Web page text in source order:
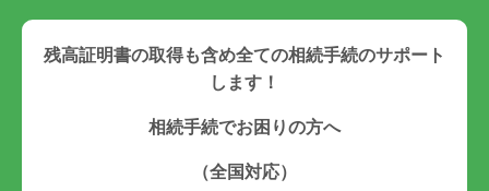
残高証明書の取得も含め全ての相続手続のサポート
します！
相続手続でお困りの方へ
（全国対応）